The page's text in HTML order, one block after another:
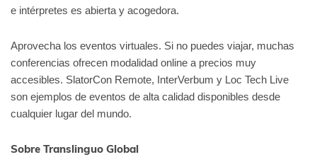
e intérpretes es abierta y acogedora.
Aprovecha los eventos virtuales. Si no puedes viajar, muchas
conferencias ofrecen modalidad online a precios muy
accesibles. SlatorCon Remote, InterVerbum y Loc Tech Live
son ejemplos de eventos de alta calidad disponibles desde
cualquier lugar del mundo.
Sobre Translinguo Global